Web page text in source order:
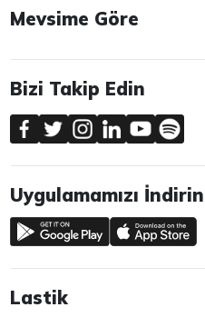
Mevsime Göre
Bizi Takip Edin
Uygulamamızı İndirin
Lastik